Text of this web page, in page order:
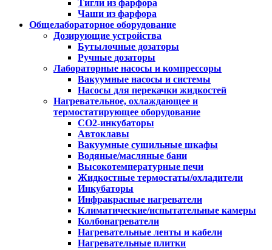
Тигли из фарфора
Чаши из фарфора
Общелабораторное оборудование
Дозирующие устройства
Бутылочные дозаторы
Ручные дозаторы
Лабораторные насосы и компрессоры
Вакуумные насосы и системы
Насосы для перекачки жидкостей
Нагревательное, охлаждающее и
термостатирующее оборудование
CO2-инкубаторы
Автоклавы
Вакуумные сушильные шкафы
Водяные/масляные бани
Высокотемпературные печи
Жидкостные термостаты/охладители
Инкубаторы
Инфракрасные нагреватели
Климатические/испытательные камеры
Колбонагреватели
Нагревательные ленты и кабели
Нагревательные плитки